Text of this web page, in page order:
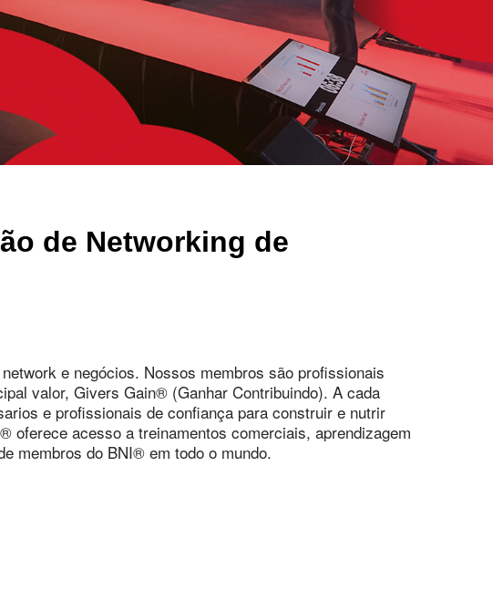
de Networking de
e negócios. Nossos membros são profissionais
valor, Givers Gain® (Ganhar Contribuindo). A cada
e profissionais de confiança para construir e nutrir
oferece acesso a treinamentos comerciais, aprendizagem
membros do BNI® em todo o mundo.